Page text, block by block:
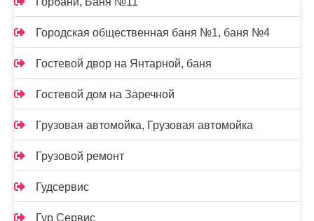
Городская общественная баня №1, баня №4
Гостевой двор на Янтарной, баня
Гостевой дом на Заречной
Грузовая автомойка, Грузовая автомойка
Грузовой ремонт
Гудсервис
Гур Сервис